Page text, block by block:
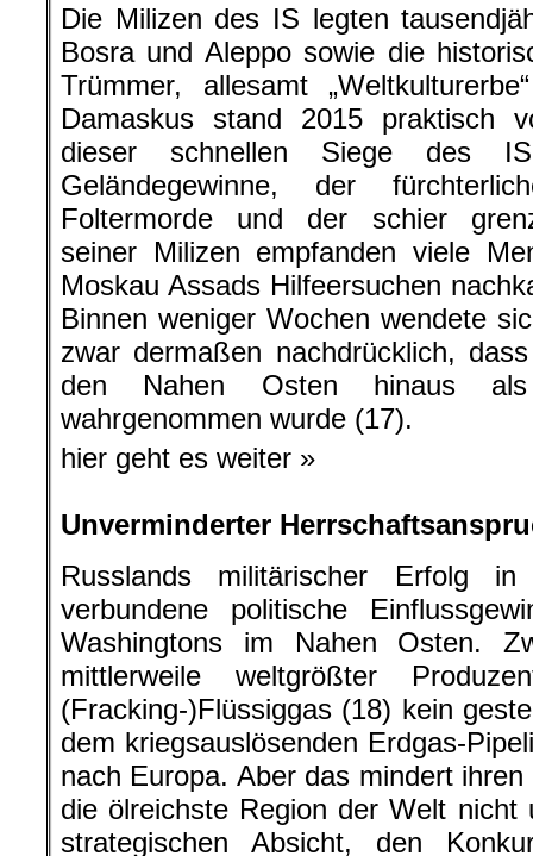
Die Milizen des IS legten
Bosra und Aleppo sowie die
Trümmer, allesamt
Damaskus stand 2015 praktisch
dieser schnellen Siege des
Geländegewinne, der
Foltermorde und der schier
seiner Milizen empfanden viele
Moskau Assads Hilfeersuchen
Binnen weniger Wochen wendete
zwar dermaßen nachdrücklich,
den Nahen Osten hinaus als
wahrgenommen wurde (17).
hier geht es weiter »
Unverminderter
Russlands militärischer Erfolg
verbundene politische
Washingtons im Nahen Osten.
mittlerweile weltgrößter
(Fracking-)Flüssiggas (18) kein
dem kriegsauslösenden Erdgas-
nach Europa. Aber das mindert
die ölreichste Region der Welt
strategischen Absicht, den